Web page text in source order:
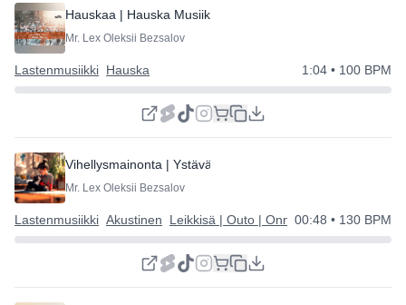
Hauskaa | Hauska Musiikki
Mr. Lex Oleksii Bezsalov
Lastenmusiikki Hauska 1:04 • 100 BPM
Vihellysmainonta | Ystävällinen ja Yksinkertainen
Mr. Lex Oleksii Bezsalov
Lastenmusiikki Akustinen Leikkisä | Outo | Onnellinen
00:48 • 130 BPM